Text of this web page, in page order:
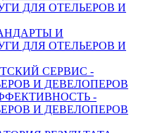
ДЛЯ ОТЕЛЬЕРОВ И
И
ДЛЯ ОТЕЛЬЕРОВ И
СЕРВИС -
И ДЕВЕЛОПЕРОВ
-
И ДЕВЕЛОПЕРОВ